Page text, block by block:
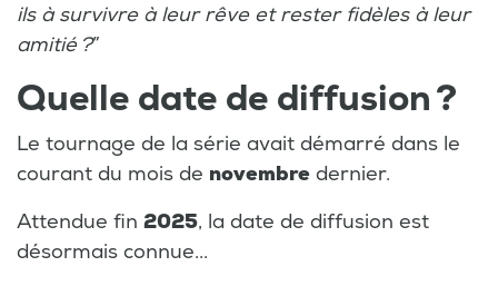
ils à survivre à leur rêve et rester fidèles à leur
amitié ?”
Quelle date de diffusion ?
Le tournage de la série avait démarré dans le
courant du mois de novembre dernier.
Attendue fin 2025, la date de diffusion est
désormais connue...